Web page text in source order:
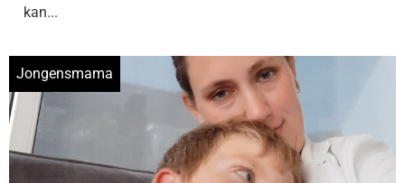
kan...
Jongensmama